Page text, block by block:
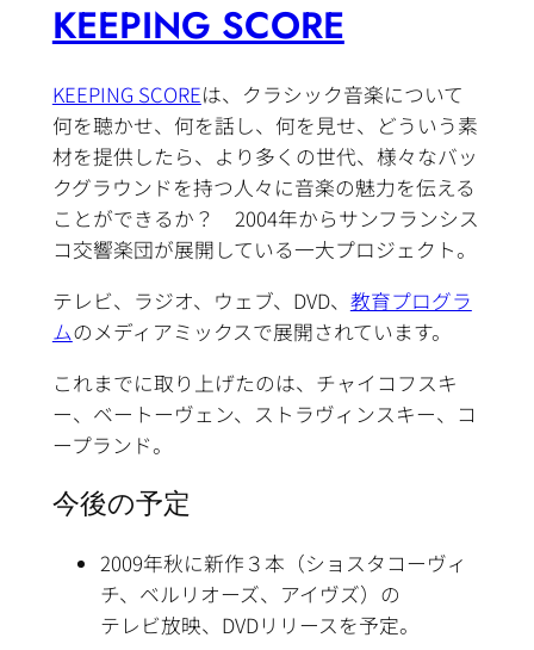
KEEPING SCORE
KEEPING SCOREは、クラシック音楽について
何を聴かせ、何を話し、何を見せ、どういう素
材を提供したら、より多くの世代、様々なバッ
クグラウンドを持つ人々に音楽の魅力を伝える
ことができるか？ 2004年からサンフランシス
コ交響楽団が展開している一大プロジェクト。
テレビ、ラジオ、ウェブ、DVD、 教育プログラ
ムのメディアミックスで展開されています。
これまでに取り上げたのは、チャイコフスキ
ー、ベートーヴェン、ストラヴィンスキー、コ
ープランド。
今後の予定
2009年秋に新作３本（ショスタコーヴィ
チ、ベルリオーズ、アイヴズ）の
テレビ放映、DVDリリースを予定。